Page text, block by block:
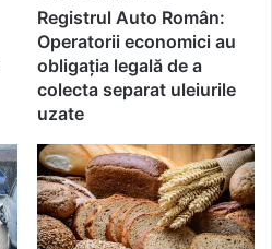
Registrul Auto Român:
Operatorii economici au
obligația legală de a
colecta separat uleiurile
uzate